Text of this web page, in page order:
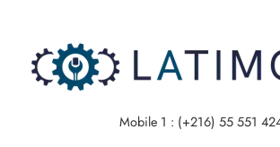
Mobile 1 : (+216) 55 551